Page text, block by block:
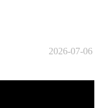
2026-07-06